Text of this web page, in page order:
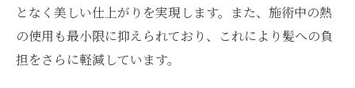
となく美しい仕上がりを実現します。また、施術中の熱
の使用も最小限に抑えられており、これにより髪への負
担をさらに軽減しています。